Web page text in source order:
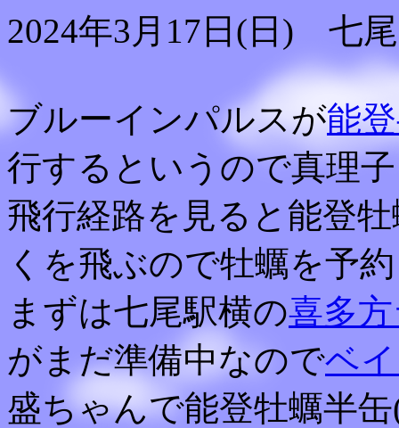
2024年3月17日(日) 七尾
ブルーインパルスが能
行するというので真理
飛行経路を見ると能登
くを飛ぶので牡蠣を予
まずは七尾駅横の喜多
がまだ準備中なのでベ
盛ちゃんで能登牡蠣半